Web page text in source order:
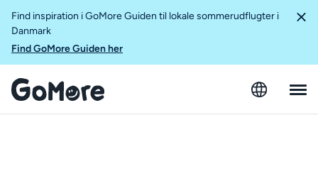
Find inspiration i GoMore Guiden til lokale sommerudflugter i
Danmark
Find GoMore Guiden her